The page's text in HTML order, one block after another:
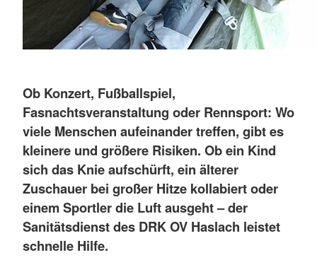
Ob Konzert, Fußballspiel,
Fasnachtsveranstaltung oder Rennsport: Wo
viele Menschen aufeinander treffen, gibt es
kleinere und größere Risiken. Ob ein Kind
sich das Knie aufschürft, ein älterer
Zuschauer bei großer Hitze kollabiert oder
einem Sportler die Luft ausgeht – der
Sanitätsdienst des DRK OV Haslach leistet
schnelle Hilfe.